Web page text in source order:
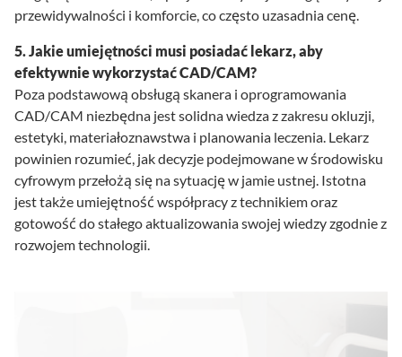
przewidywalności i komforcie, co często uzasadnia cenę.
5. Jakie umiejętności musi posiadać lekarz, aby
efektywnie wykorzystać CAD/CAM?
Poza podstawową obsługą skanera i oprogramowania
CAD/CAM niezbędna jest solidna wiedza z zakresu okluzji,
estetyki, materiałoznawstwa i planowania leczenia. Lekarz
powinien rozumieć, jak decyzje podejmowane w środowisku
cyfrowym przełożą się na sytuację w jamie ustnej. Istotna
jest także umiejętność współpracy z technikiem oraz
gotowość do stałego aktualizowania swojej wiedzy zgodnie z
rozwojem technologii.